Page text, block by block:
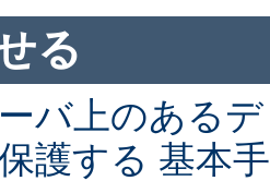
る
バ上のある
護する 基本